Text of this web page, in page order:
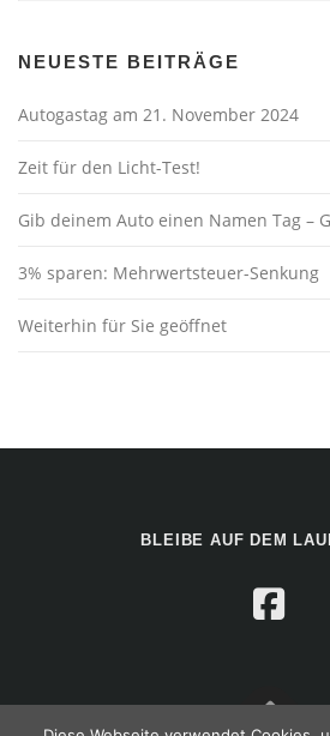
NEUESTE BEITRÄGE
Autogastag am 21. November 2024
Zeit für den Licht-Test!
Gib deinem Auto einen Namen Tag –
3% sparen: Mehrwertsteuer-Senkung
Weiterhin für Sie geöffnet
BLEIBE AUF DEM